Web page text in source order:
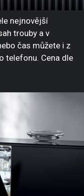
nejnovější
trouby a v
čas můžete i z
telefonu. Cena dle